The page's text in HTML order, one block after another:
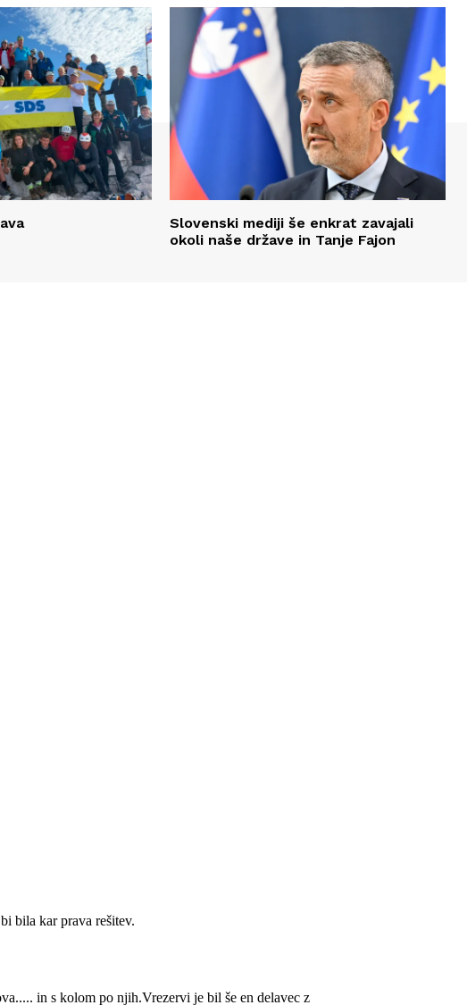
Slovenski mediji še enkrat zavajali
okoli naše države in Tanje Fajon